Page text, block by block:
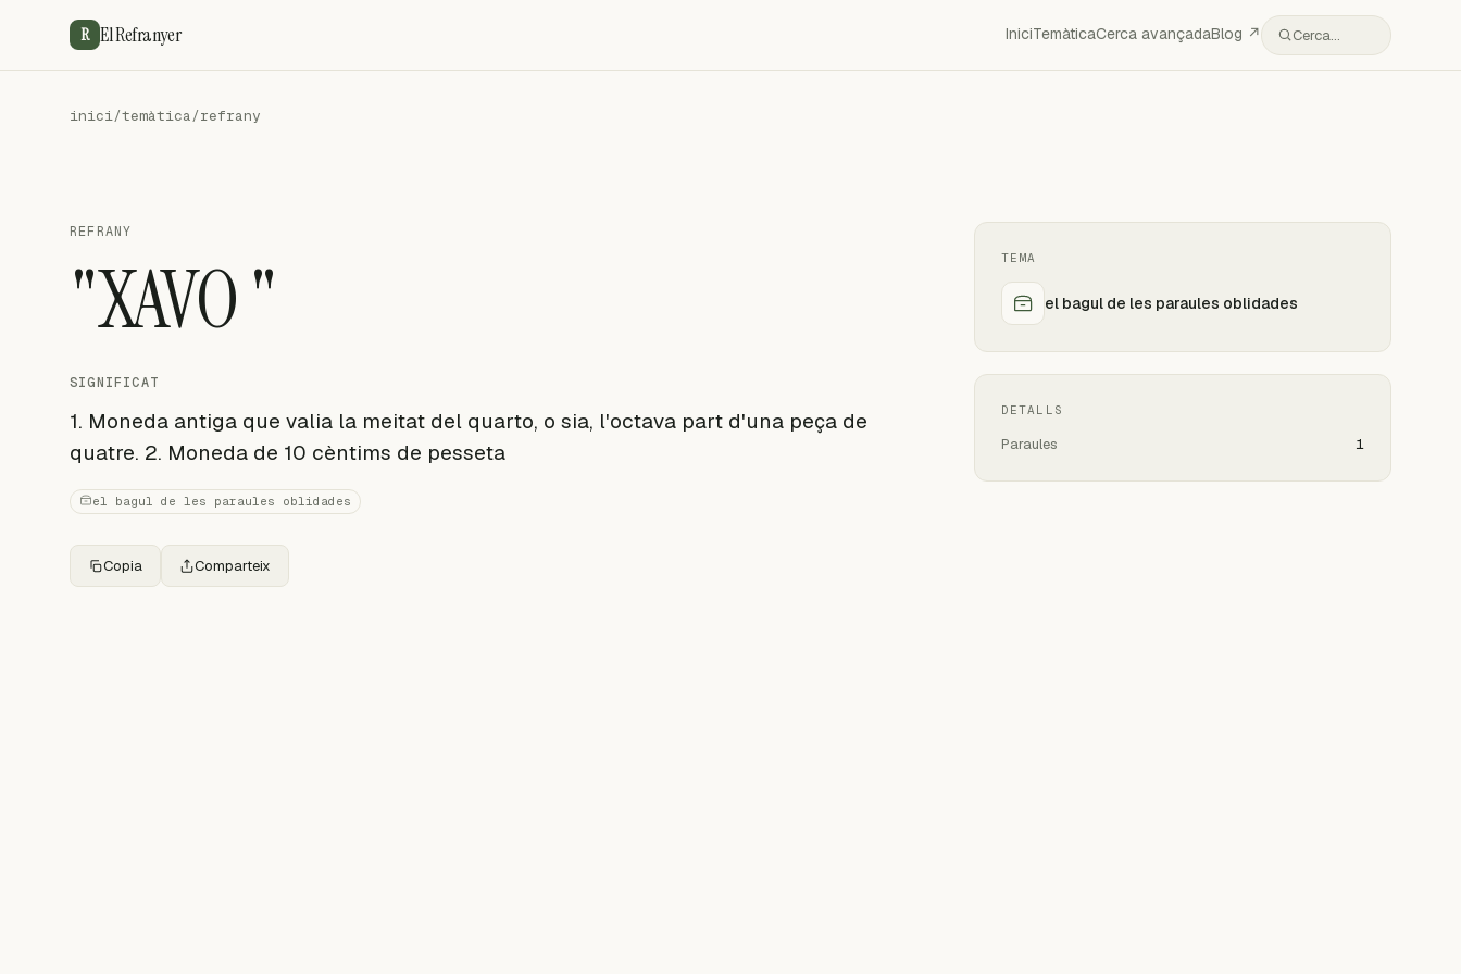
R El Refranyer IniciTemàticaCerca avançadaBlog ↗ Cerca…
inici/temàtica/refrany
REFRANY
"XAVO "
SIGNIFICAT
1. Moneda antiga que valia la meitat del quarto, o sia, l'octava part d'una peça de
quatre. 2. Moneda de 10 cèntims de pesseta
el bagul de les paraules oblidades
Copia Comparteix
TEMA
el bagul de les paraules oblidades
DETALLS
Paraules 1